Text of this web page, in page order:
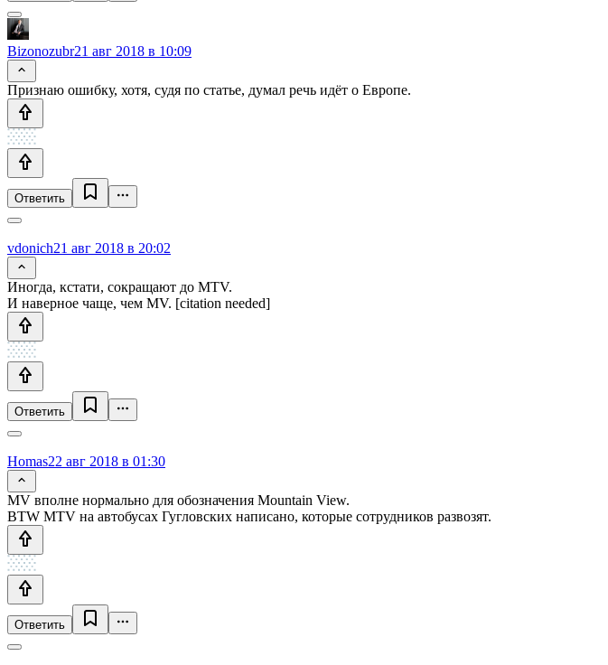
Bizonozubr21 авг 2018 в 10:09
Признаю ошибку, хотя, судя по статье, думал речь идёт о Европе.
Ответить
vdonich21 авг 2018 в 20:02
Иногда, кстати, сокращают до MTV.
И наверное чаще, чем MV. [citation needed]
Ответить
Homas22 авг 2018 в 01:30
MV вполне нормально для обозначения Mountain View.
BTW MTV на автобусах Гугловских написано, которые сотрудников развозят.
Ответить